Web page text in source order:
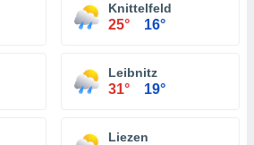
Knittelfeld
25° 16°
Leibnitz
31° 19°
Liezen